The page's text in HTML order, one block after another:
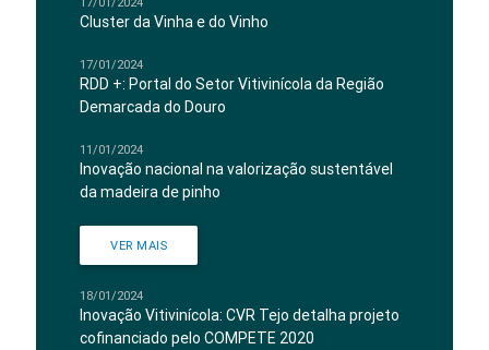
Cluster da Vinha e do Vinho
17/01/2024
RDD +: Portal do Setor Vitivinícola da Região
Demarcada do Douro
11/01/2024
Inovação nacional na valorização sustentável
da madeira de pinho
VER MAIS
18/01/2024
Inovação Vitivinícola: CVR Tejo detalha projeto
cofinanciado pelo COMPETE 2020